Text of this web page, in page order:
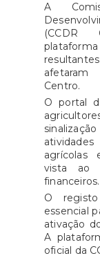
A
(CCDR
Centro.
O portal
agrícolas
vista ao
financeiros.
O
essencial
ativação
A
oficial da